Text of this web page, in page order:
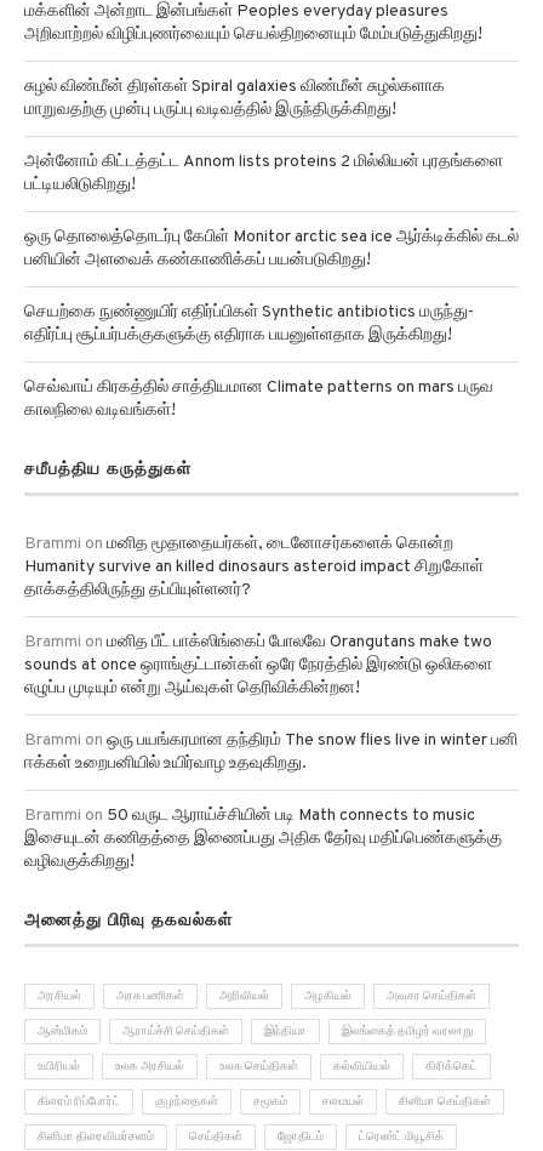
மக்களின் அன்றாட இன்பங்கள் Peoples everyday pleasures
அறிவாற்றல் விழிப்புணர்வையும் செயல்திறனையும் மேம்படுத்துகிறது!
சுழல் விண்மீன் திரள்கள் Spiral galaxies விண்மீன் சுழல்களாக
மாறுவதற்கு முன்பு பருப்பு வடிவத்தில் இருந்திருக்கிறது!
அன்னோம் கிட்டத்தட்ட Annom lists proteins 2 மில்லியன் புரதங்களை
பட்டியலிடுகிறது!
ஒரு தொலைத்தொடர்பு கேபிள் Monitor arctic sea ice ஆர்க்டிக்கில் கடல்
பனியின் அளவைக் கண்காணிக்கப் பயன்படுகிறது!
செயற்கை நுண்ணுயிர் எதிர்ப்பிகள் Synthetic antibiotics மருந்து-
எதிர்ப்பு சூப்பர்பக்குகளுக்கு எதிராக பயனுள்ளதாக இருக்கிறது!
செவ்வாய் கிரகத்தில் சாத்தியமான Climate patterns on mars பருவ
காலநிலை வடிவங்கள்!
சமீபத்திய கருத்துகள்
Brammi on மனித மூதாதையர்கள், டைனோசர்களைக் கொன்ற
Humanity survive an killed dinosaurs asteroid impact சிறுகோள்
தாக்கத்திலிருந்து தப்பியுள்ளனர்?
Brammi on மனித பீட் பாக்ஸிங்கைப் போலவே Orangutans make two
sounds at once ஒராங்குட்டான்கள் ஒரே நேரத்தில் இரண்டு ஒலிகளை
எழுப்ப முடியும் என்று ஆய்வுகள் தெரிவிக்கின்றன!
Brammi on ஒரு பயங்கரமான தந்திரம் The snow flies live in winter பனி
ஈக்கள் உறைபனியில் உயிர்வாழ உதவுகிறது.
Brammi on 50 வருட ஆராய்ச்சியின் படி Math connects to music
இசையுடன் கணிதத்தை இணைப்பது அதிக தேர்வு மதிப்பெண்களுக்கு
வழிவகுக்கிறது!
அனைத்து பிரிவு தகவல்கள்
அரசியல் அரசு பணிகள் அறிவியல் அழகியல் அவசர செய்திகள்
ஆன்மிகம் ஆராய்ச்சி செய்திகள் இந்தியா இலங்கைத் தமிழர் வரலாறு
உயிரியல் உலக அரசியல் உலக செய்திகள் கல்வியியல் கிரிக்கெட்
கிரைம் ரிப்போர்ட் குழந்தைகள் சமூகம் சமையல் சினிமா செய்திகள்
சினிமா திரைவிமர்சனம் செய்திகள் ஜோதிடம் ட்ரெண்ட் மியூசிக்